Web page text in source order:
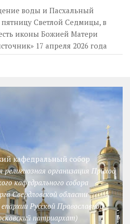
воды и Пасхальный
Светлой Седмицы, в
иконы Божией Матери
17 апреля 2026 года
кафедральный собор
религиозная организация Приход
кафедрального собора
Свердловской области
Русской Православной
патриархат)